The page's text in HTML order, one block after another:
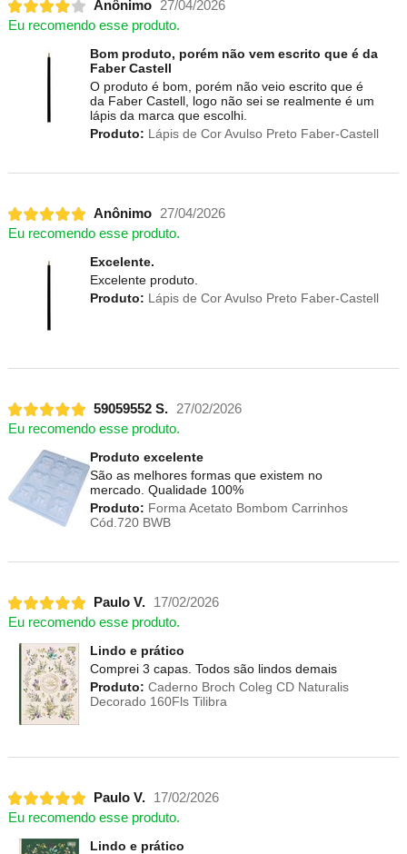
Anônimo 27/04/2026
Eu recomendo esse produto.
Bom produto, porém não vem escrito que é da
Faber Castell
O produto é bom, porém não veio escrito que é
da Faber Castell, logo não sei se realmente é um
lápis da marca que escolhi.
Produto: Lápis de Cor Avulso Preto Faber-Castell
Anônimo 27/04/2026
Eu recomendo esse produto.
Excelente.
Excelente produto.
Produto: Lápis de Cor Avulso Preto Faber-Castell
59059552 S. 27/02/2026
Eu recomendo esse produto.
Produto excelente
São as melhores formas que existem no
mercado. Qualidade 100%
Produto: Forma Acetato Bombom Carrinhos
Cód.720 BWB
Paulo V.
17/02/2026
Eu recomendo esse produto.
Lindo e prático
Comprei 3 capas. Todos são lindos demais
Produto: Caderno Broch Coleg CD Naturalis
Decorado 160Fls Tilibra
Paulo V.
17/02/2026
Eu recomendo esse produto.
Lindo e prático